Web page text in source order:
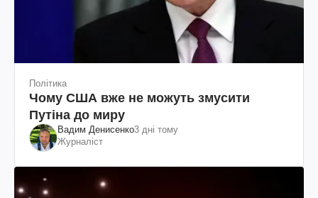
Політика
Чому США вже не можуть змусити
Путіна до миру
Вадим Денисенко3 дні тому
Журналіст